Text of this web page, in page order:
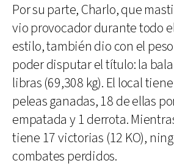
Por su parte, Charlo, que
vio provocador durante todo
estilo, también dio con el
poder disputar el título: la
libras (69,308 kg). El local
peleas ganadas, 18 de ellas
empatada y 1 derrota.
tiene 17 victorias (12 KO),
combates perdidos.